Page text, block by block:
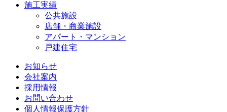
施工実績
公共施設
店舗・商業施設
アパート・マンション
戸建住宅
お知らせ
会社案内
採用情報
お問い合わせ
個人情報保護方針